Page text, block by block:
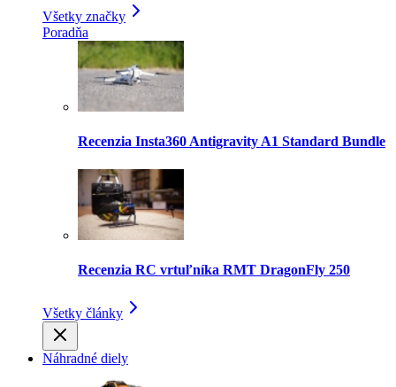
Všetky značky
Poradňa
Recenzia Insta360 Antigravity A1 Standard Bundle
Recenzia RC vrtuľníka RMT DragonFly 250
Všetky články
Náhradné diely